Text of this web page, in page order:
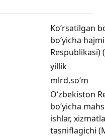
Ko‘rsatilgan
boʻyicha
Respublikasi)
yillik
mlrd.so‘m
O‘zbekiston
bo‘yicha
ishlar,
tasniflagichi